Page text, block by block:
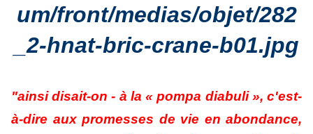
"ainsi disait-on - à la « pompa diabuli », c'est-
à-dire aux promesses de vie en abondance,